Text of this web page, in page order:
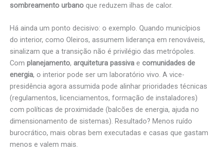
sombreamento urbano que reduzem ilhas de calor.
Há ainda um ponto decisivo: o exemplo. Quando municípios
do interior, como Oleiros, assumem liderança em renováveis,
sinalizam que a transição não é privilégio das metrópoles.
Com planejamento, arquitetura passiva e comunidades de
energia, o interior pode ser um laboratório vivo. A vice-
presidência agora assumida pode alinhar prioridades técnicas
(regulamentos, licenciamentos, formação de instaladores)
com políticas de proximidade (balcões de energia, ajuda no
dimensionamento de sistemas). Resultado? Menos ruído
burocrático, mais obras bem executadas e casas que gastam
menos e valem mais.